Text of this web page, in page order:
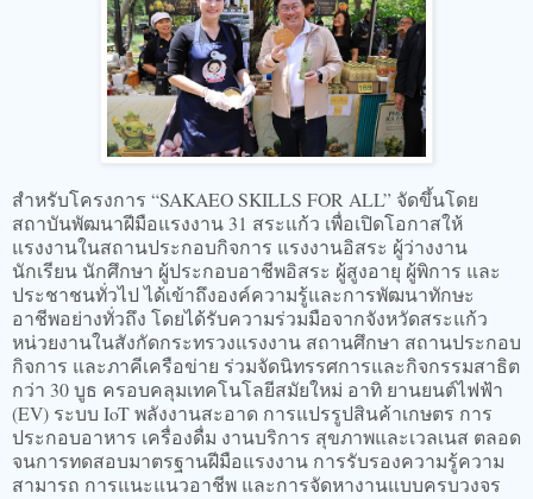
สำหรับโครงการ “SAKAEO SKILLS FOR ALL” จัดขึ้นโดย
สถาบันพัฒนาฝีมือแรงงาน 31 สระแก้ว เพื่อเปิดโอกาสให้
แรงงานในสถานประกอบกิจการ แรงงานอิสระ ผู้ว่างงาน
นักเรียน นักศึกษา ผู้ประกอบอาชีพอิสระ ผู้สูงอายุ ผู้พิการ และ
ประชาชนทั่วไป ได้เข้าถึงองค์ความรู้และการพัฒนาทักษะ
อาชีพอย่างทั่วถึง โดยได้รับความร่วมมือจากจังหวัดสระแก้ว
หน่วยงานในสังกัดกระทรวงแรงงาน สถานศึกษา สถานประกอบ
กิจการ และภาคีเครือข่าย ร่วมจัดนิทรรศการและกิจกรรมสาธิต
กว่า 30 บูธ ครอบคลุมเทคโนโลยีสมัยใหม่ อาทิ ยานยนต์ไฟฟ้า
(EV) ระบบ IoT พลังงานสะอาด การแปรรูปสินค้าเกษตร การ
ประกอบอาหาร เครื่องดื่ม งานบริการ สุขภาพและเวลเนส ตลอด
จนการทดสอบมาตรฐานฝีมือแรงงาน การรับรองความรู้ความ
สามารถ การแนะแนวอาชีพ และการจัดหางานแบบครบวงจร